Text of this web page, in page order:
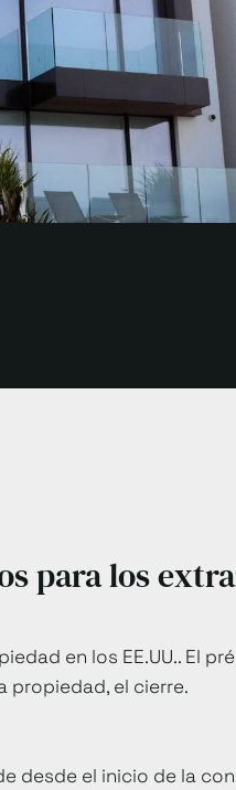
para los
en los EE.UU.. El
propiedad, el cierre.
desde el inicio de la